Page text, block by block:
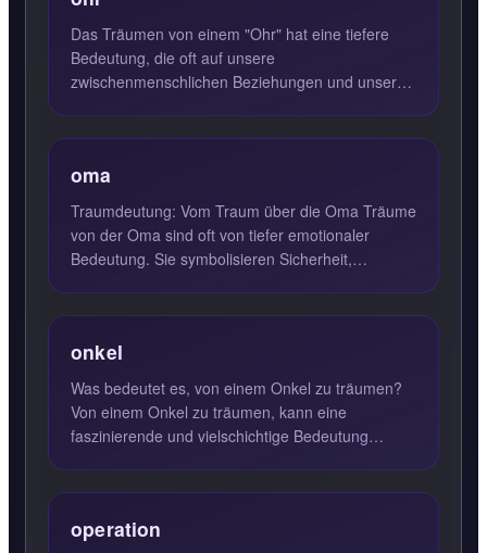
Das Träumen von einem "Ohr" hat eine tiefere
Bedeutung, die oft auf unsere
zwischenmenschlichen Beziehungen und unsere
oma
Traumdeutung: Vom Traum über die Oma Träume
von der Oma sind oft von tiefer emotionaler
Bedeutung. Sie symbolisieren Sicherheit,
onkel
Was bedeutet es, von einem Onkel zu träumen?
Von einem Onkel zu träumen, kann eine
faszinierende und vielschichtige Bedeutung
operation